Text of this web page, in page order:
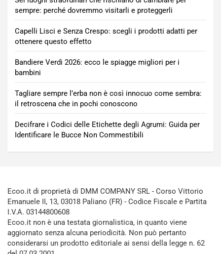
sempre: perché dovremmo visitarli e proteggerli
Capelli Lisci e Senza Crespo: scegli i prodotti adatti per
ottenere questo effetto
Bandiere Verdi 2026: ecco le spiagge migliori per i
bambini
Tagliare sempre l’erba non è così innocuo come sembra:
il retroscena che in pochi conoscono
Decifrare i Codici delle Etichette degli Agrumi: Guida per
Identificare le Bucce Non Commestibili
Ecoo.it di proprietà di DMM COMPANY SRL - Corso Vittorio
Emanuele II, 13, 03018 Paliano (FR) - Codice Fiscale e Partita
I.V.A. 03144800608
Ecoo.it non è una testata giornalistica, in quanto viene
aggiornato senza alcuna periodicità. Non può pertanto
considerarsi un prodotto editoriale ai sensi della legge n. 62